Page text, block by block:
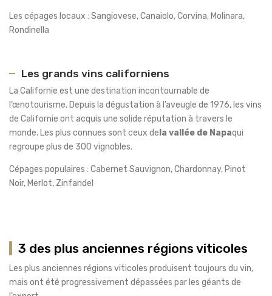
Les cépages locaux : Sangiovese, Canaiolo, Corvina, Molinara,
Rondinella
Les grands vins californiens
La Californie est une destination incontournable de
l’œnotourisme. Depuis la dégustation à l’aveugle de 1976, les vins
de Californie ont acquis une solide réputation à travers le
monde. Les plus connues sont ceux de la vallée de Napaqui
regroupe plus de 300 vignobles.
Cépages populaires : Cabernet Sauvignon, Chardonnay, Pinot
Noir, Merlot, Zinfandel
3 des plus anciennes régions viticoles
Les plus anciennes régions viticoles produisent toujours du vin,
mais ont été progressivement dépassées par les géants de